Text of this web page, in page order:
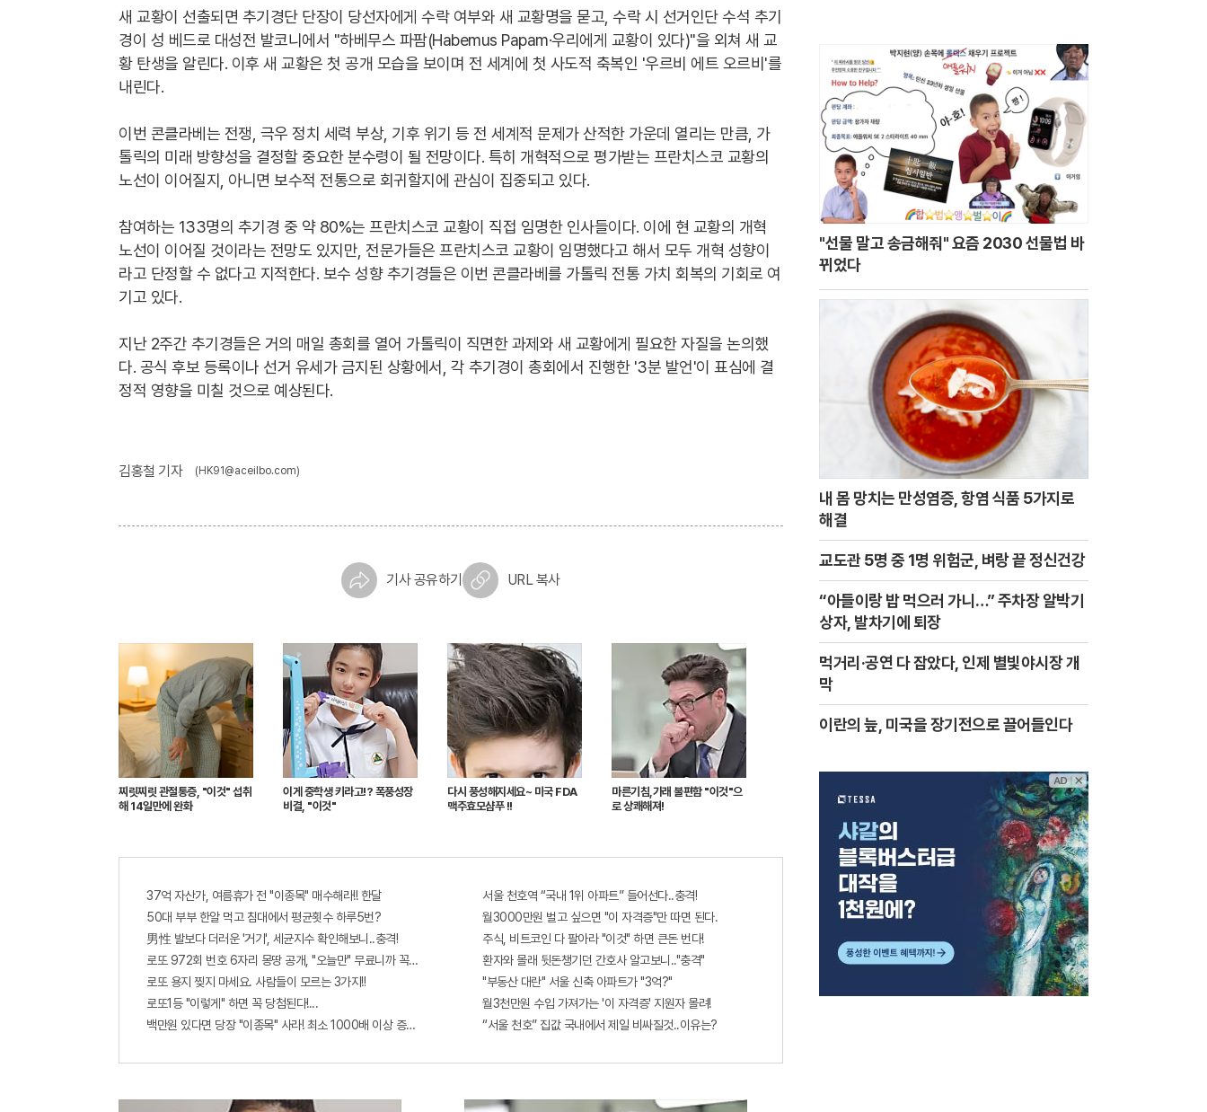
새 교황이 선출되면 추기경단 단장이 당선자에게 수락 여부와 새 교황명을 묻고, 수락 시 선거인단 수석 추기
경이 성 베드로 대성전 발코니에서 "하베무스 파팜(Habemus Papam·우리에게 교황이 있다)"을 외쳐 새 교
황 탄생을 알린다. 이후 새 교황은 첫 공개 모습을 보이며 전 세계에 첫 사도적 축복인 '우르비 에트 오르비'를
내린다.
이번 콘클라베는 전쟁, 극우 정치 세력 부상, 기후 위기 등 전 세계적 문제가 산적한 가운데 열리는 만큼, 가
톨릭의 미래 방향성을 결정할 중요한 분수령이 될 전망이다. 특히 개혁적으로 평가받는 프란치스코 교황의
노선이 이어질지, 아니면 보수적 전통으로 회귀할지에 관심이 집중되고 있다.
참여하는 133명의 추기경 중 약 80%는 프란치스코 교황이 직접 임명한 인사들이다. 이에 현 교황의 개혁
노선이 이어질 것이라는 전망도 있지만, 전문가들은 프란치스코 교황이 임명했다고 해서 모두 개혁 성향이
라고 단정할 수 없다고 지적한다. 보수 성향 추기경들은 이번 콘클라베를 가톨릭 전통 가치 회복의 기회로 여
기고 있다.
지난 2주간 추기경들은 거의 매일 총회를 열어 가톨릭이 직면한 과제와 새 교황에게 필요한 자질을 논의했
다. 공식 후보 등록이나 선거 유세가 금지된 상황에서, 각 추기경이 총회에서 진행한 '3분 발언'이 표심에 결
정적 영향을 미칠 것으로 예상된다.
김홍철 기자 (HK91@aceilbo.com)
기사 공유하기 URL 복사
찌릿찌릿 관절통증, "이것" 섭취
해 14일만에 완화
이게 중학생 키라고!? 폭풍성장
비결, "이것"
다시 풍성해지세요~ 미국 FDA
맥주효모샴푸 !!
마른기침,가래 불편함 "이것"으
로 상쾌해져!
37억 자산가, 여름휴가 전 "이종목" 매수해라!! 한달
50대 부부 한알 먹고 침대에서 평균횟수 하루5번?
男性 발보다 더러운 '거기', 세균지수 확인해보니..충격!
로또 972회 번호 6자리 몽땅 공개, "오늘만" 무료니까 꼭 오늘 확인하세요.
로또 용지 찢지 마세요. 사람들이 모르는 3가지!!
로또1등 "이렇게" 하면 꼭 당첨된다!...
백만원 있다면 당장 "이종목" 사라! 최소 1000배 이상 증가...충격!!
서울 천호역 “국내 1위 아파트” 들어선다..충격!
월3000만원 벌고 싶으면 "이 자격증"만 따면 된다.
주식, 비트코인 다 팔아라 "이것" 하면 큰돈 번다!
환자와 몰래 뒷돈챙기던 간호사 알고보니.."충격"
"부동산 대란" 서울 신축 아파트가 "3억?"
월3천만원 수입 가져가는 '이 자격증' 지원자 몰려!
“서울 천호” 집값 국내에서 제일 비싸질것..이유는?
"선물 말고 송금해줘" 요즘 2030 선물법 바
뀌었다
내 몸 망치는 만성염증, 항염 식품 5가지로
해결
교도관 5명 중 1명 위험군, 벼랑 끝 정신건강
“아들이랑 밥 먹으러 가니…” 주차장 알박기
상자, 발차기에 퇴장
먹거리·공연 다 잡았다, 인제 별빛야시장 개
막
이란의 늪, 미국을 장기전으로 끌어들인다